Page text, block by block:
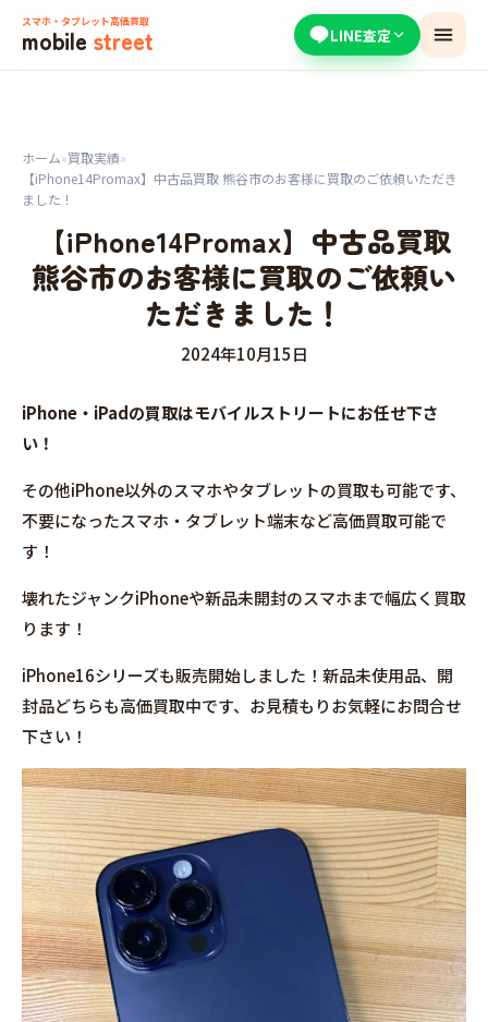
スマホ・タブレット高価買取
mobile street LINE査定
ホーム»買取実績»
【iPhone14Promax】中古品買取 熊谷市のお客様に買取のご依頼いただき
ました！
【iPhone14Promax】中古品買取
熊谷市のお客様に買取のご依頼い
ただきました！
2024年10月15日
iPhone・iPadの買取はモバイルストリートにお任せ下さ
い！
その他iPhone以外のスマホやタブレットの買取も可能です、
不要になったスマホ・タブレット端末など高価買取可能で
す！
壊れたジャンクiPhoneや新品未開封のスマホまで幅広く買取
ります！
iPhone16シリーズも販売開始しました！新品未使用品、開
封品どちらも高価買取中です、お見積もりお気軽にお問合せ
下さい！